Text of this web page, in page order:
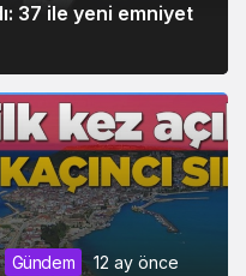
37 ile yeni emniyet
Gündem 12 ay önce